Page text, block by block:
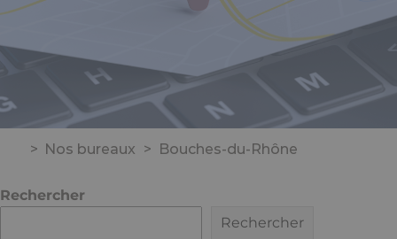
> Nos bureaux > Bouches-du-Rhône
Rechercher
Rechercher